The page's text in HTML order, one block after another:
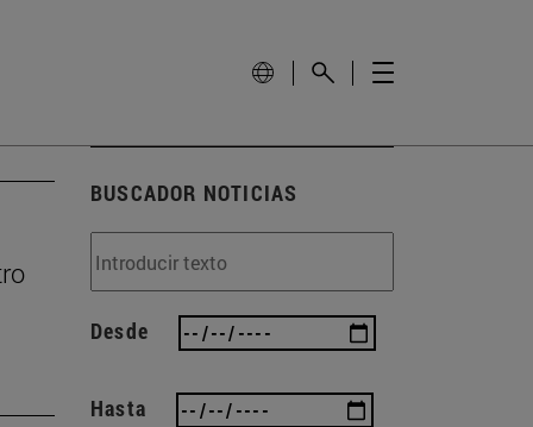
BUSCADOR NOTICIAS
Desde
Hasta